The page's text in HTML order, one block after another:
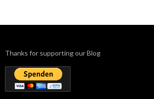
Thanks for supporting our Blog